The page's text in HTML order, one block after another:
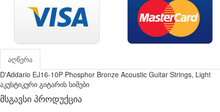
აღწერა
D'Addario EJ16-10P Phosphor Bronze Acoustic Guitar Strings, Light
აკუსტიკური გიტარის სიმები
მსგავსი პროდუქცია